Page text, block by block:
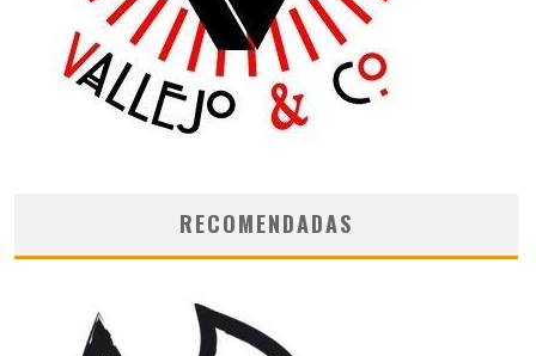
RECOMENDADAS